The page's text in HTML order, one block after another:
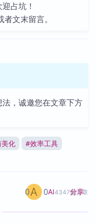
占坑！
文末留言。
，诚邀您在文章下方
化 #效率工具
AI4347篇文章
0 0 分享